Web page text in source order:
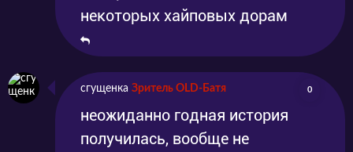
некоторых хайповых дорам
сгущенка Зритель OLD-Батя 0
неожиданно годная история
получилась, вообще не